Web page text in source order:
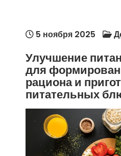
5 ноября 2025
Улучшение
для
рациона и
питательных